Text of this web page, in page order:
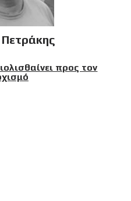
προς τον